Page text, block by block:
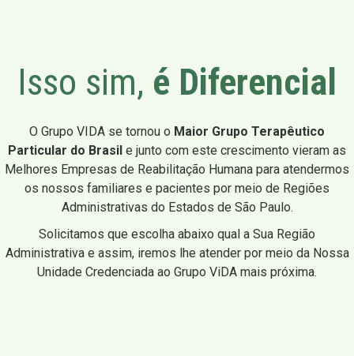
Isso sim, é Diferencial
O Grupo VIDA se tornou o Maior Grupo Terapêutico
Particular do Brasil e junto com este crescimento vieram as
Melhores Empresas de Reabilitação Humana para atendermos
os nossos familiares e pacientes por meio de Regiões
Administrativas do Estados de São Paulo.
Solicitamos que escolha abaixo qual a Sua Região
Administrativa e assim, iremos lhe atender por meio da Nossa
Unidade Credenciada ao Grupo ViDA mais próxima.